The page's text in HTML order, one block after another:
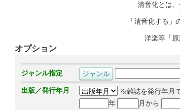
清音化とは
「清音化する
洋楽等「
オプション
ジャンル指定
出版／発行年月
※雑誌を発行年月
年
月から